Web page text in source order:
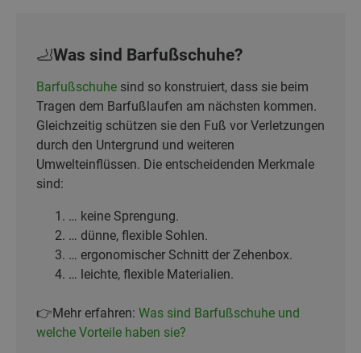
🦶Was sind Barfußschuhe?
Barfußschuhe sind so konstruiert, dass sie beim
Tragen dem Barfußlaufen am nächsten kommen.
Gleichzeitig schützen sie den Fuß vor Verletzungen
durch den Untergrund und weiteren
Umwelteinflüssen. Die entscheidenden Merkmale
sind:
… keine Sprengung.
… dünne, flexible Sohlen.
… ergonomischer Schnitt der Zehenbox.
… leichte, flexible Materialien.
👉Mehr erfahren: Was sind Barfußschuhe und
welche Vorteile haben sie?